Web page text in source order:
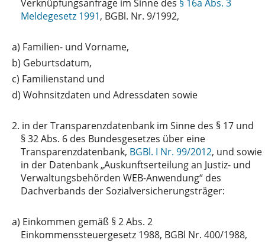
Verknüpfungsanfrage im Sinne des § 16a Abs. 3
Meldegesetz 1991, BGBl. Nr. 9/1992,
a) Familien- und Vorname,
b) Geburtsdatum,
c) Familienstand und
d) Wohnsitzdaten und Adressdaten sowie
2. in der Transparenzdatenbank im Sinne des § 17 und
§ 32 Abs. 6 des Bundesgesetzes über eine
Transparenzdatenbank, BGBl. I Nr. 99/2012, und sowie
in der Datenbank „Auskunftserteilung an Justiz- und
Verwaltungsbehörden WEB-Anwendung“ des
Dachverbands der Sozialversicherungsträger:
a) Einkommen gemäß § 2 Abs. 2
Einkommenssteuergesetz 1988, BGBl Nr. 400/1988,